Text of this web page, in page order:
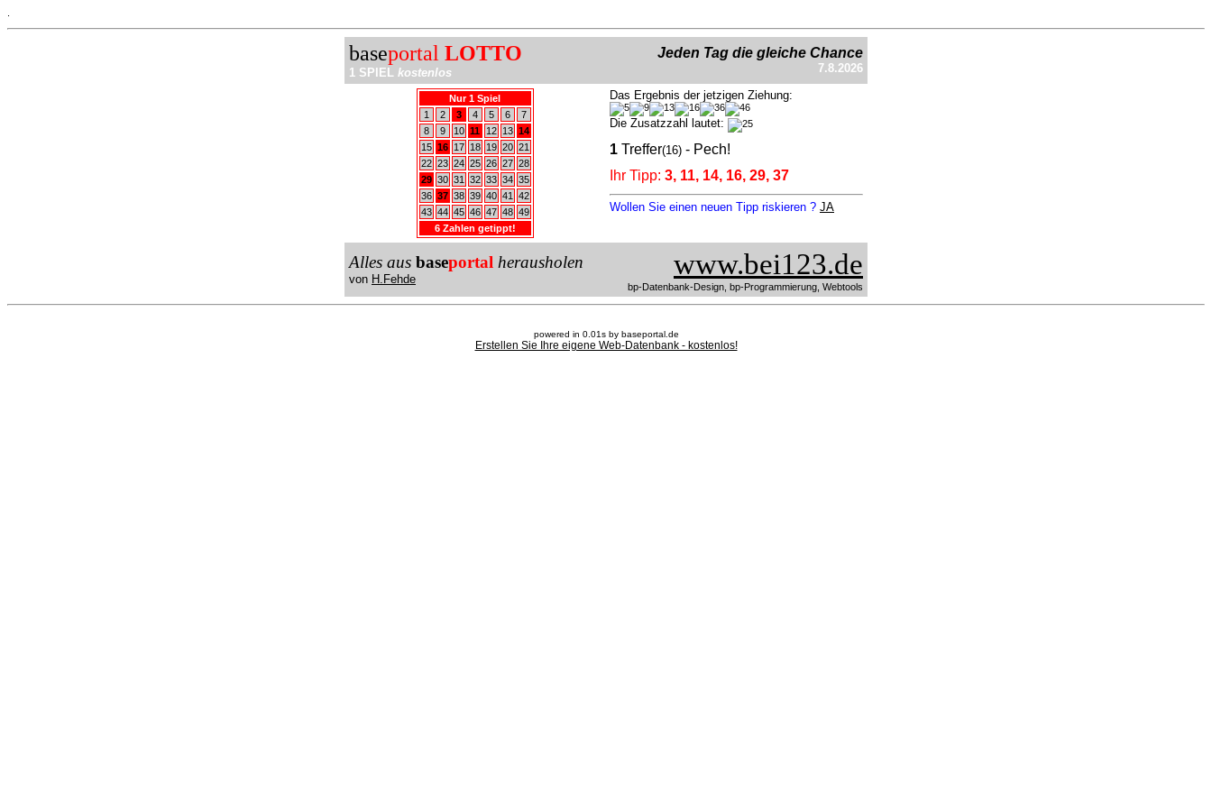
baseportal LOTTO
1 SPIEL kostenlos
Jeden Tag die gleiche Chance
7.8.2026
Nur 1 Spiel
1
2 3 4 5 6
7
8
9 10 11 12 13 14
15 16 17 18 19 20 21
22 23 24 25 26 27 28
29 30 31 32 33 34 35
36 37 38 39 40 41
42
43 44 45 46 47 48 49
6 Zahlen getippt!
Das Ergebnis der jetzigen Ziehung:
Die Zusatzzahl lautet:
1 Treffer(16) - Pech!
Ihr Tipp: 3, 11, 14, 16, 29, 37
Wollen Sie einen neuen Tipp riskieren ? JA
Alles aus baseportal herausholen
von H.Fehde www.bei123.de
bp-Datenbank-Design, bp-Programmierung, Webtools
powered in 0.01s by baseportal.de
Erstellen Sie Ihre eigene Web-Datenbank - kostenlos!